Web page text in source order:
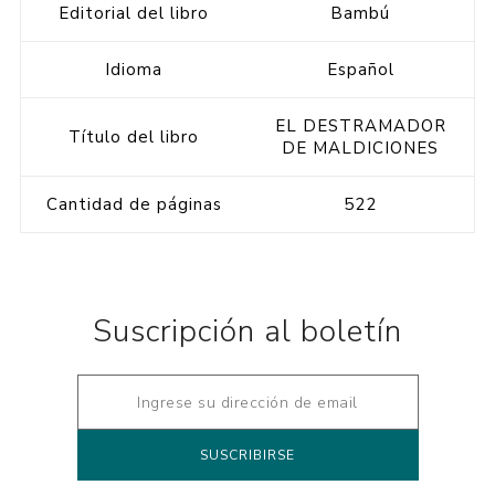
Editorial del libro Bambú
Idioma Español
Título del libro
EL DESTRAMADOR
DE MALDICIONES
Cantidad de páginas 522
Suscripción al boletín